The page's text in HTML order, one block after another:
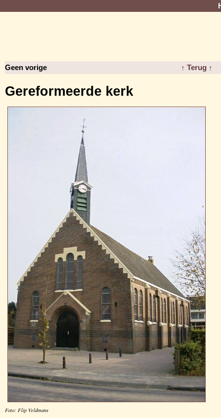
Geen vorige ↑ Terug ↑
Gereformeerde kerk
Foto: Flip Veldmans